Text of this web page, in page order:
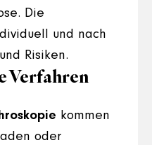
Die
und nach
Risiken.
Verfahren
kommen
oder